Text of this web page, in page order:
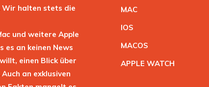
Wir halten stets die
und weitere Apple
es an keinen News
einen Blick über
an exklusiven
MAC
IOS
MACOS
APPLE WATCH